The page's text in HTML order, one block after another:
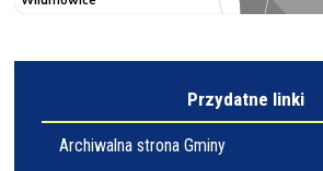
Przydatne linki
Archiwalna strona Gminy